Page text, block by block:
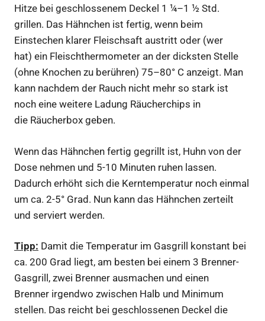
Hitze bei geschlossenem Deckel 1 ¼–1 ½ Std.
grillen. Das Hähnchen ist fertig, wenn beim
Einstechen klarer Fleischsaft austritt oder (wer
hat) ein Fleischthermometer an der dicksten Stelle
(ohne Knochen zu berühren) 75–80° C anzeigt. Man
kann nachdem der Rauch nicht mehr so stark ist
noch eine weitere Ladung Räucherchips in
die Räucherbox geben.
Wenn das Hähnchen fertig gegrillt ist, Huhn von der
Dose nehmen und 5-10 Minuten ruhen lassen.
Dadurch erhöht sich die Kerntemperatur noch einmal
um ca. 2-5° Grad. Nun kann das Hähnchen zerteilt
und serviert werden.
Tipp: Damit die Temperatur im Gasgrill konstant bei
ca. 200 Grad liegt, am besten bei einem 3 Brenner-
Gasgrill, zwei Brenner ausmachen und einen
Brenner irgendwo zwischen Halb und Minimum
stellen. Das reicht bei geschlossenen Deckel die